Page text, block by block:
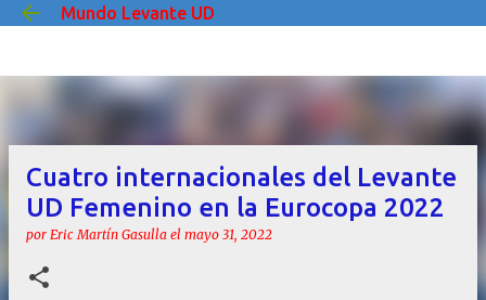
Ir al contenido principal
Mundo Levante UD
Cuatro internacionales del Levante
UD Femenino en la Eurocopa 2022
por Eric Martín Gasulla el mayo 31, 2022